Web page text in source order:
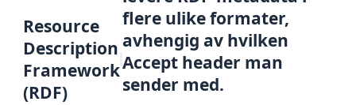
Resource
Description
Framework
(RDF)
flere ulike formater,
avhengig av hvilken
Accept header man
sender med.